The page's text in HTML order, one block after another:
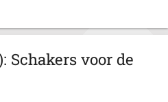
Schakers voor de